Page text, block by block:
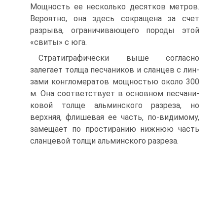
Мощность ее несколько десятков метров.
Вероятно, она здесь сокращена за счет
разрыва, ограничивающего породы этой
«свиты» с юга.
Стратиграфически выше согласно
залегает толща песчаников и сланцев с лин­
зами конгломератов мощностью около 300
м. Она соответствует в основном песчани­
ковой толще альминского разреза, но
верхняя, флишевая ее часть, по-видимому,
за­мещает по простиранию нижнюю часть
сланцевой толщи альминского разреза.